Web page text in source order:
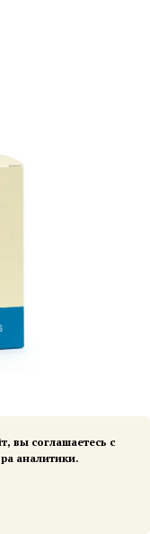
4 Lemons
вы соглашаетесь с
аналитики.